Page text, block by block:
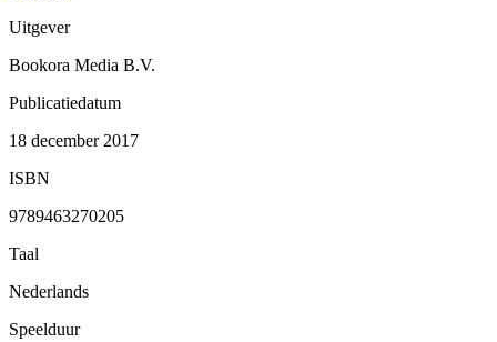
Uitgever
Bookora Media B.V.
Publicatiedatum
18 december 2017
ISBN
9789463270205
Taal
Nederlands
Speelduur